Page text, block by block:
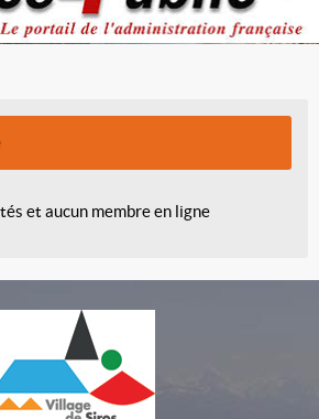
et aucun membre en ligne